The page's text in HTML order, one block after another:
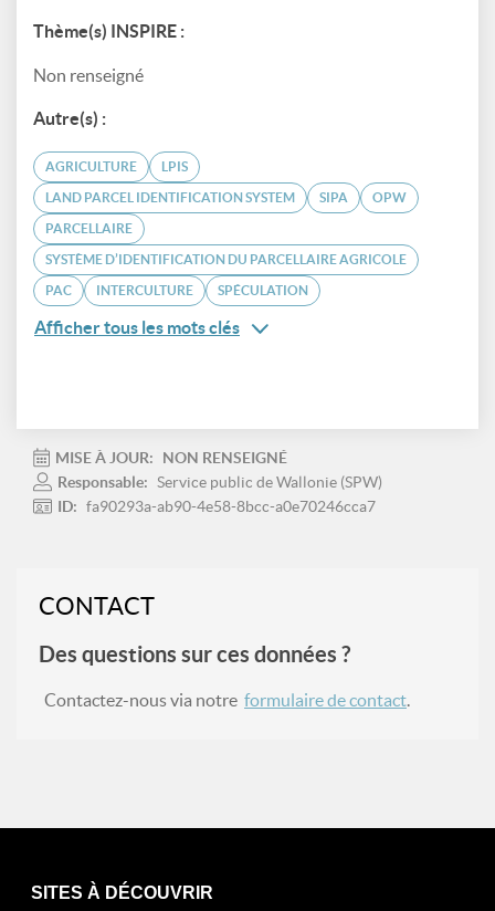
Thème(s) INSPIRE :
Non renseigné
Autre(s) :
AGRICULTURE LPIS
LAND PARCEL IDENTIFICATION SYSTEM SIPA OPW
PARCELLAIRE
SYSTÈME D’IDENTIFICATION DU PARCELLAIRE AGRICOLE
PAC INTERCULTURE SPÉCULATION
Afficher tous les mots clés
MISE À JOUR:
NON RENSEIGNÉ
Responsable: Service public de Wallonie (SPW)
ID: fa90293a-ab90-4e58-8bcc-a0e70246cca7
CONTACT
Des questions sur ces données ?
Contactez-nous via notre formulaire de contact.
SITES À DÉCOUVRIR